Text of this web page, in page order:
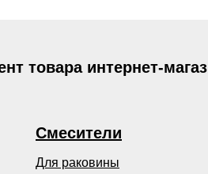
Смесители
Для раковины
товара интернет-